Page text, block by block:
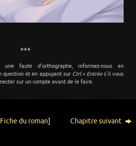
***
faute d’orthographe, informez-nous en
et en appuyant sur Ctrl + Entrées’il vous
sur un compte avant de le faire.
Fiche du roman] Chapitre suivant